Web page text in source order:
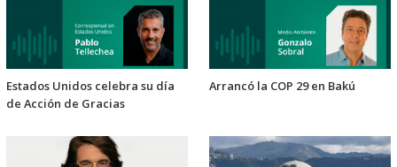
Estados Unidos celebra su día
de Acción de Gracias
Arrancó la COP 29 en Bakú